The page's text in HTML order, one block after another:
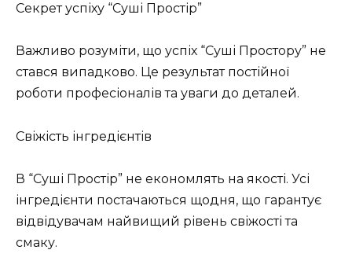
Секрет успіху “Суші Простір”
Важливо розуміти, що успіх “Суші Простору” не
стався випадково. Це результат постійної
роботи професіоналів та уваги до деталей.
Свіжість інгредієнтів
В “Суші Простір” не економлять на якості. Усі
інгредієнти постачаються щодня, що гарантує
відвідувачам найвищий рівень свіжості та
смаку.